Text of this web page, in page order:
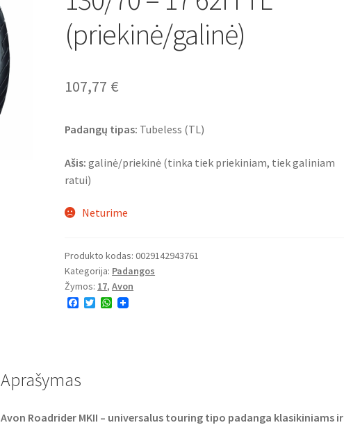
(priekinė/galinė)
107,77 €
Padangų tipas: Tubeless (TL)
Ašis: galinė/priekinė (tinka tiek priekiniam, tiek galiniam
ratui)
Neturime
Produkto kodas:0029142943761
Kategorija: Padangos
Žymos: 17,Avon
F
k
T
W
Aprašymas
Avon Roadrider MKII – universalus touring tipo padanga klasikiniams ir